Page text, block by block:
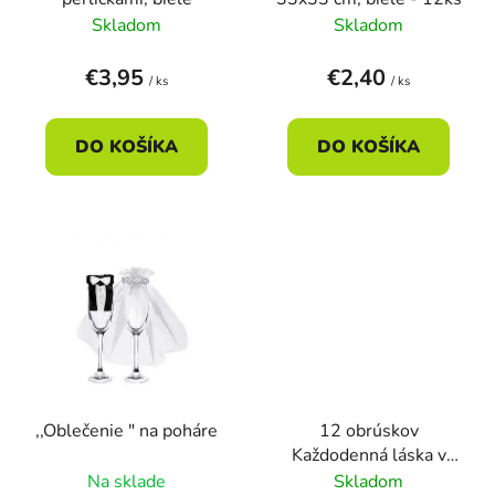
Skladom
€3,95 / ks
DO KOŠÍKA
Skladom
€2,40 / ks
DO KOŠÍKA
,,Oblečenie " na poháre
Na sklade
12 obrúskov
Každodenná láska v
tvare srdca 32 cm
Skladom